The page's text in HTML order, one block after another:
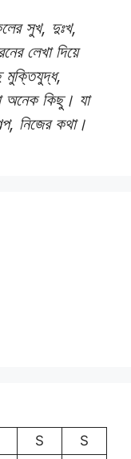
সুখ, দুঃখ,
লেখা দিয়ে
মুক্তিযুদ্ধ,
অনেক কিছু। যা
নিজের কথা।
S
S